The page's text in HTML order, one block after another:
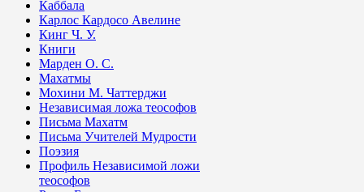
Каббала
Карлос Кардосо Авелине
Кинг Ч. У.
Книги
Марден О. С.
Махатмы
Мохини М. Чаттерджи
Независимая ложа теософов
Письма Махатм
Письма Учителей Мудрости
Поэзия
Профиль Независимой ложи
теософов